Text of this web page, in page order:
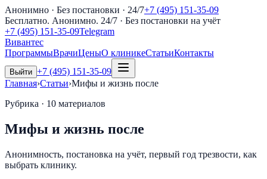
Анонимно · Без постановки · 24/7+7 (495) 151-35-09
Бесплатно. Анонимно. 24/7 · Без постановки на учёт
+7 (495) 151-35-09Telegram
Вивантес
ПрограммыВрачиЦеныО клиникеСтатьиКонтакты
Выйти +7 (495) 151-35-09
Главная›Статьи›Мифы и жизнь после
Рубрика · 10 материалов
Мифы и жизнь после
Анонимность, постановка на учёт, первый год трезвости, как
выбрать клинику.